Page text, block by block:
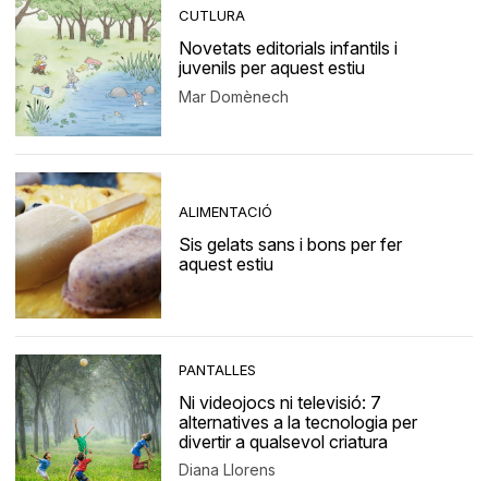
CUTLURA
Novetats editorials infantils i
juvenils per aquest estiu
Mar Domènech
ALIMENTACIÓ
Sis gelats sans i bons per fer
aquest estiu
PANTALLES
Ni videojocs ni televisió: 7
alternatives a la tecnologia per
divertir a qualsevol criatura
Diana Llorens